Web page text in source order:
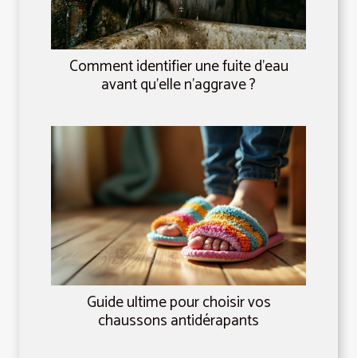
Comment identifier une fuite d'eau
avant qu'elle n'aggrave ?
Guide ultime pour choisir vos
chaussons antidérapants